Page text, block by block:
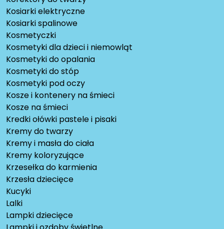
Kosiarki elektryczne
Kosiarki spalinowe
Kosmetyczki
Kosmetyki dla dzieci i niemowląt
Kosmetyki do opalania
Kosmetyki do stóp
Kosmetyki pod oczy
Kosze i kontenery na śmieci
Kosze na śmieci
Kredki ołówki pastele i pisaki
Kremy do twarzy
Kremy i masła do ciała
Kremy koloryzujące
Krzesełka do karmienia
Krzesła dziecięce
Kucyki
Lalki
Lampki dziecięce